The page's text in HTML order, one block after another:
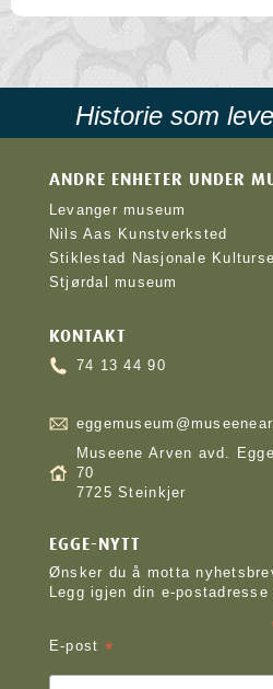
Historie som
ANDRE ENHETER UNDER
Levanger museum
Nils Aas Kunstverksted
Stiklestad Nasjonale
Stjørdal museum
KONTAKT
74 13 44 90
Museene Arven avd.
70
7725 Steinkjer
EGGE-NYTT
Ønsker du å motta
Legg igjen din e-postadresse
E-post *